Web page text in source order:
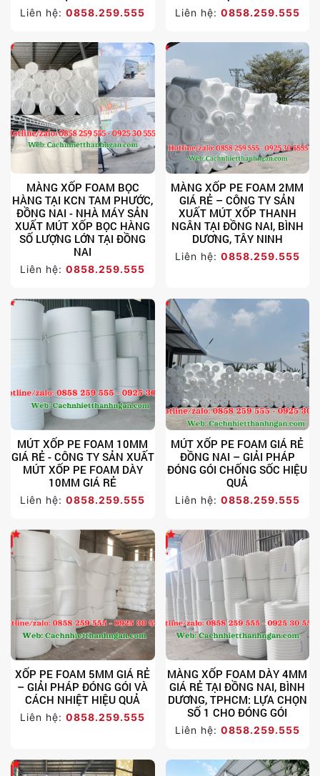
Liên hệ:0858.259.555 Liên hệ: 0858.259.555
MÀNG XỐP FOAM BỌC
HÀNG TẠI KCN TAM PHƯỚC,
ĐỒNG NAI - NHÀ MÁY SẢN
XUẤT MÚT XỐP BỌC HÀNG
SỐ LƯỢNG LỚN TẠI ĐỒNG
NAI
Liên hệ:0858.259.555
MÀNG XỐP PE FOAM 2MM
GIÁ RẺ – CÔNG TY SẢN
XUẤT MÚT XỐP THANH
NGÂN TẠI ĐỒNG NAI, BÌNH
DƯƠNG, TÂY NINH
Liên hệ: 0858.259.555
MÚT XỐP PE FOAM 10MM
GIÁ RẺ - CÔNG TY SẢN XUẤT
MÚT XỐP PE FOAM DÀY
10MM GIÁ RẺ
Liên hệ:0858.259.555
MÚT XỐP PE FOAM GIÁ RẺ
ĐỒNG NAI – GIẢI PHÁP
ĐÓNG GÓI CHỐNG SỐC HIỆU
QUẢ
Liên hệ: 0858.259.555
XỐP PE FOAM 5MM GIÁ RẺ
– GIẢI PHÁP ĐÓNG GÓI VÀ
CÁCH NHIỆT HIỆU QUẢ
Liên hệ:0858.259.555
MÀNG XỐP FOAM DÀY 4MM
GIÁ RẺ TẠI ĐỒNG NAI, BÌNH
DƯƠNG, TPHCM: LỰA CHỌN
SỐ 1 CHO ĐÓNG GÓI
Liên hệ: 0858.259.555